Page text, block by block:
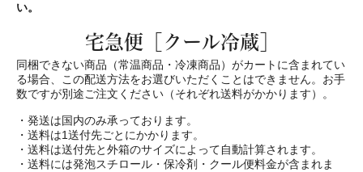
い。
宅急便［クール冷蔵］
同梱できない商品（常温商品・冷凍商品）がカートに含まれてい
る場合、この配送方法をお選びいただくことはできません。お手
数ですが別途ご注文ください（それぞれ送料がかかります）。
・発送は国内のみ承っております。
・送料は1送付先ごとにかかります。
・送料は送付先と外箱のサイズによって自動計算されます。
・送料には発泡スチロール・保冷剤・クール便料金が含まれま